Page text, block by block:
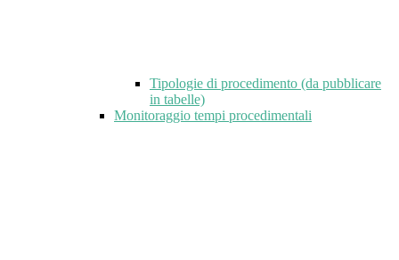
Tipologie di procedimento (da pubblicare
in tabelle)
Monitoraggio tempi procedimentali